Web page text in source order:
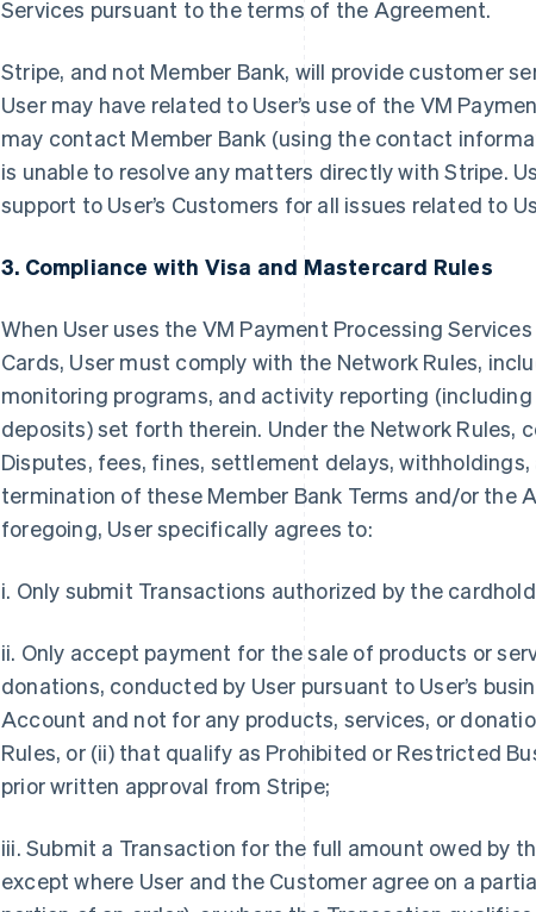
Services pursuant to the terms of the Agreement.
Stripe, and not Member Bank, will provide customer
User may have related to User’s use of the VM
may contact Member Bank (using the contact
is unable to resolve any matters directly with Stripe.
support to User’s Customers for all issues related to
3. Compliance with Visa and Mastercard Rules
When User uses the VM Payment Processing
Cards, User must comply with the Network Rules,
monitoring programs, and activity reporting
deposits) set forth therein. Under the Network Rules,
Disputes, fees, fines, settlement delays,
termination of these Member Bank Terms and/or the
foregoing, User specifically agrees to:
i. Only submit Transactions authorized by the
ii. Only accept payment for the sale of products or
donations, conducted by User pursuant to User’s
Account and not for any products, services, or
Rules, or (ii) that qualify as Prohibited or Restricted
prior written approval from Stripe;
iii. Submit a Transaction for the full amount owed by
except where User and the Customer agree on a